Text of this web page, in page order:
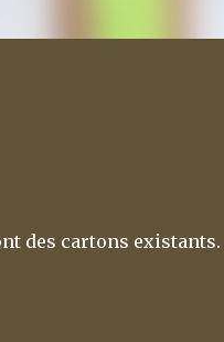
des cartons existants.